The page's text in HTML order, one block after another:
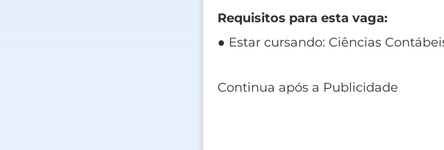
Requisitos para esta vaga:
● Estar cursando: Ciências
Continua após a Publicidade